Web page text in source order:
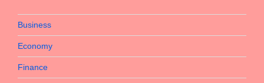
Business
Economy
Finance